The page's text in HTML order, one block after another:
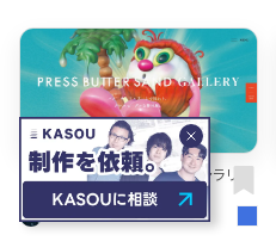
【公式】プレスバターサンドギャラリー
｜PRESS BUTTER SAND GALLERY